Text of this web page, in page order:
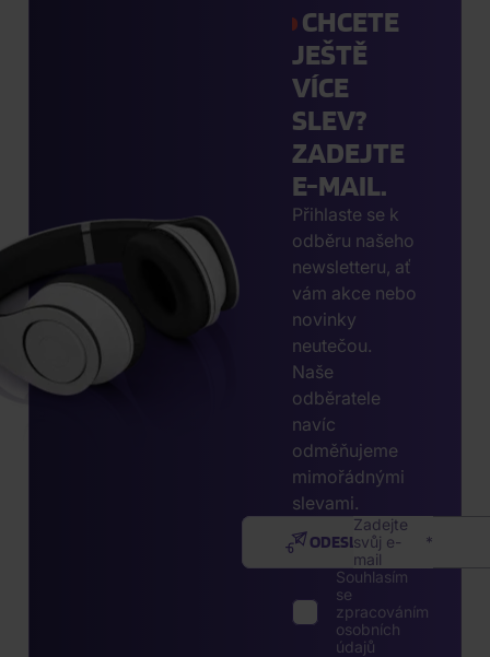
CHCETE
JEŠTĚ
VÍCE
SLEV?
ZADEJTE
E-MAIL.
Přihlaste se k
odběru našeho
newsletteru, ať
vám akce nebo
novinky
neutečou.
Naše
odběratele
navíc
odměňujeme
mimořádnými
slevami.
Zadejte
svůj e-
mail
ODESLAT
Souhlasím
se
zpracováním
osobních
údajů